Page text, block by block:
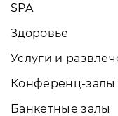
SPA
Здоровье
Услуги и
Конференц-залы
Банкетные залы